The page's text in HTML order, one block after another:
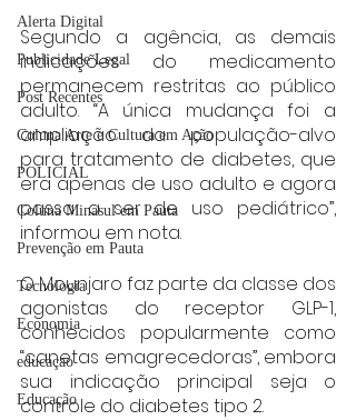
Alerta Digital
Publicidade Legal
Post Recentes
Coluna Arte e Cultura em Ação
POLICIAL
Coluna Minasul em Pauta
Prevenção em Pauta
Tecnologia
Economia
educaçao
Educação
Segundo a agência, as demais
indicações do medicamento
permanecem restritas ao público
adulto. “A única mudança foi a
ampliação da população-alvo
para tratamento de diabetes, que
era apenas de uso adulto e agora
passa a ser de uso pediátrico”,
informou em nota.
O Mounjaro faz parte da classe dos
agonistas do receptor GLP-1,
conhecidos popularmente como
“canetas emagrecedoras”, embora
sua indicação principal seja o
controle do diabetes tipo 2.